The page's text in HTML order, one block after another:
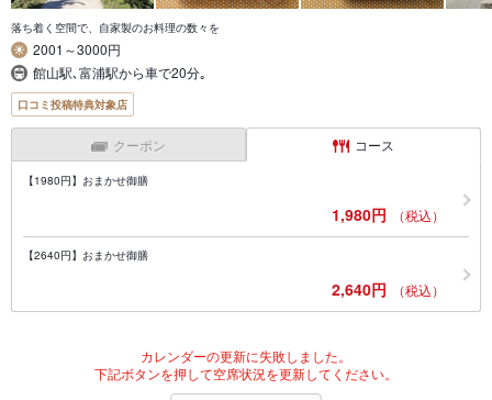
落ち着く空間で、自家製のお料理の数々を
2001～3000円
館山駅､富浦駅から車で20分｡
口コミ投稿特典対象店
クーポン コース
【1980円】おまかせ御膳
1,980円 （税込）
【2640円】おまかせ御膳
2,640円 （税込）
カレンダーの更新に失敗しました。
下記ボタンを押して空席状況を更新してください。